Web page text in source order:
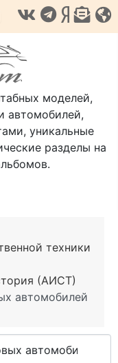
моделей,
автомобилей,
уникальные
разделы на
техники
(АИСТ)
автомобилей